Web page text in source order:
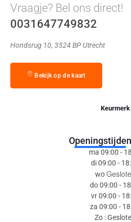
Vraagje? Bel ons direct!
0031647749832
Hondsrug 10, 3524 BP Utrecht
Bekijk op de kaart
Keurmerk
Openingstijden
ma 09:00 -
di 09:00 -
wo
do 09:00 -
vr 09:00 -
za 09:00 -
Zo :